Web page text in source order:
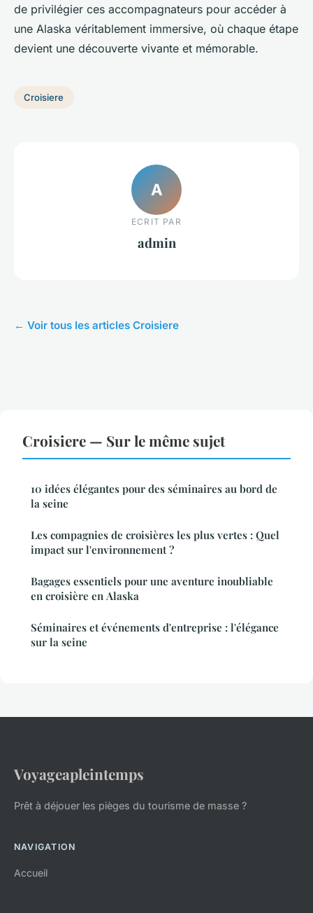
de privilégier ces accompagnateurs pour accéder à
une Alaska véritablement immersive, où chaque étape
devient une découverte vivante et mémorable.
Croisiere
A
ECRIT PAR
admin
← Voir tous les articles Croisiere
Croisiere — Sur le même sujet
10 idées élégantes pour des séminaires au bord de
la seine
Les compagnies de croisières les plus vertes : Quel
impact sur l'environnement ?
Bagages essentiels pour une aventure inoubliable
en croisière en Alaska
Séminaires et événements d'entreprise : l'élégance
sur la seine
Voyageapleintemps
Prêt à déjouer les pièges du tourisme de masse ?
NAVIGATION
Accueil